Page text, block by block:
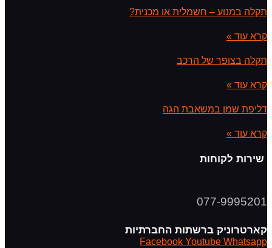
תקלה במנוע – חשמלית או מכנית?
קרא עוד »
תקלה בצופר של הרכב
קרא עוד »
דליפת שמן במשאבת הגה
קרא עוד »
שירות לקוחות
077-9995201
קארטרוניק ברשתות החברתיות
Facebook Youtube Whatsapp